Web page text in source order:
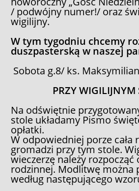
/ podwójny numer!/ oraz
wigilijny.
W tym tygodniu chcemy
duszpasterską w naszej
Sobota g.8/ ks.
PRZY WIGILIJNYM
Na odświętnie
stole układamy Pismo
opłatki.
W odpowiedniej porze cała
gromadzi przy tym stole.
wieczerzę należy
rodzinnej. Modlitwę można
według następującego